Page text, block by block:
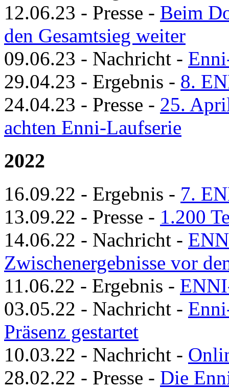
12.06.23 - Presse - Beim
den Gesamtsieg weiter
09.06.23 - Nachricht -
29.04.23 - Ergebnis - 8.
24.04.23 - Presse - 25.
achten Enni-Laufserie
2022
16.09.22 - Ergebnis - 7.
13.09.22 - Presse - 1.200
14.06.22 - Nachricht -
Zwischenergebnisse vor
11.06.22 - Ergebnis -
03.05.22 - Nachricht -
Präsenz gestartet
10.03.22 - Nachricht -
28.02.22 - Presse - Die